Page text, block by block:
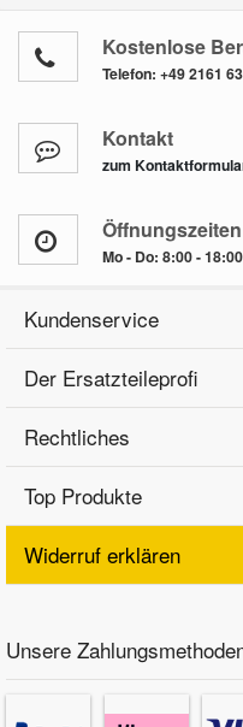
Kostenlose
Telefon: +49 2161
Kontakt
zum
Öffnungszeiten
Mo - Do: 8:00 -
Kundenservice
Der Ersatzteileprofi
Rechtliches
Top Produkte
Widerruf erklären
Unsere